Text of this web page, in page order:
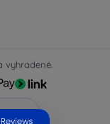
vyhradené.